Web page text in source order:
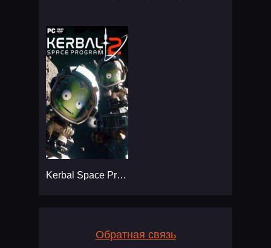
Kerbal Space Program 2
Обратная связь